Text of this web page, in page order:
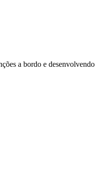
a bordo e desenvolvendo